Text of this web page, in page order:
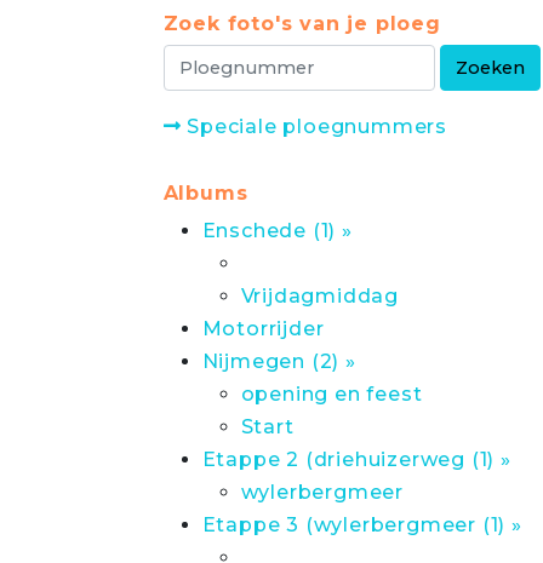
Zoek foto's van je ploeg
Speciale ploegnummers
Albums
Enschede (1) »
Vrijdagmiddag
Motorrijder
Nijmegen (2) »
opening en feest
Start
Etappe 2 (driehuizerweg (1) »
wylerbergmeer
Etappe 3 (wylerbergmeer (1) »